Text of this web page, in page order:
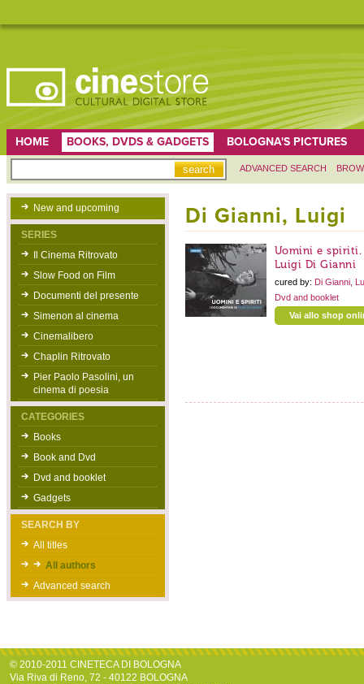
HOME BOOKS, DVDS & GADGETS BOLOGNA'S PICTURES
ADVANCED SEARCH
New and upcoming
SERIES
Il Cinema Ritrovato
Slow Food on Film
Documenti del presente
Simenon al cinema
Cinemalibero
Chaplin Ritrovato
Pier Paolo Pasolini, un
cinema di poesia
CATEGORIES
Books
Book and Dvd
Dvd and booklet
Gadgets
SEARCH BY
All titles
All authors
Advanced search
Di Gianni, Luigi
Uomini e
Luigi Di Gianni
cured by: Di Gianni,
Dvd and booklet
Vai allo shop
© 2010-2011 CINETECA DI BOLOGNA
Via Riva di Reno, 72 - 40122 BOLOGNA